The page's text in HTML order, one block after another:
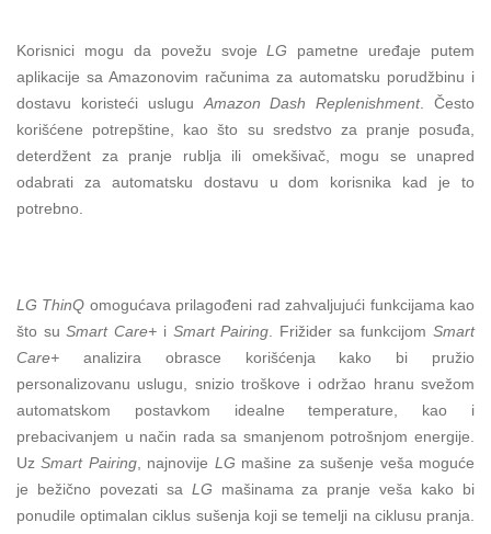
Korisnici mogu da povežu svojeLG pametne uređaje putem
aplikacije sa Amazonovim računima za automatsku porudžbinu i
dostavu koristeći uslugu Amazon Dash Replenishment. Često
korišćene potrepštine, kao što su sredstvo za pranje posuđa,
deterdžent za pranje rublja ili omekšivač, mogu se unapred
odabrati za automatsku dostavu u dom korisnika kad je to
potrebno.
LG ThinQ omogućava prilagođeni rad zahvaljujući funkcijama kao
što suSmart Care+ i Smart Pairing . Frižider sa funkcijomSmart
Care+ analizira obrasce korišćenja kako bi pružio
personalizovanu uslugu, snizio troškove i održao hranu svežom
automatskom postavkom idealne temperature, kao i
prebacivanjem u način rada sa smanjenom potrošnjom energije.
UzSmart Pairing, najnovije LG mašine za sušenje veša moguće
je bežično povezati sa LG mašinama za pranje veša kako bi
ponudile optimalan ciklus sušenja koji se temelji na ciklusu pranja.